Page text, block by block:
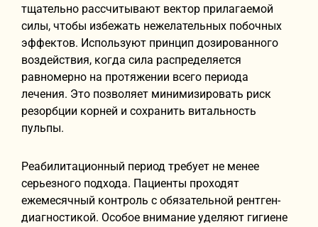
тщательно рассчитывают вектор прилагаемой
силы, чтобы избежать нежелательных побочных
эффектов. Используют принцип дозированного
воздействия, когда сила распределяется
равномерно на протяжении всего периода
лечения. Это позволяет минимизировать риск
резорбции корней и сохранить витальность
пульпы.
Реабилитационный период требует не менее
серьезного подхода. Пациенты проходят
ежемесячный контроль с обязательной рентген-
диагностикой. Особое внимание уделяют гигиене